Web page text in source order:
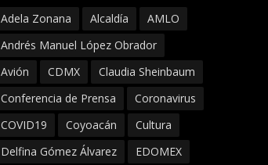
Adela Zonana Alcaldía
AMLO
Andrés Manuel López Obrador
Avión
CDMX
Claudia Sheinbaum
Conferencia de Prensa
Coronavirus
COVID19
Coyoacán
Cultura
Delfina Gómez Álvarez
EDOMEX